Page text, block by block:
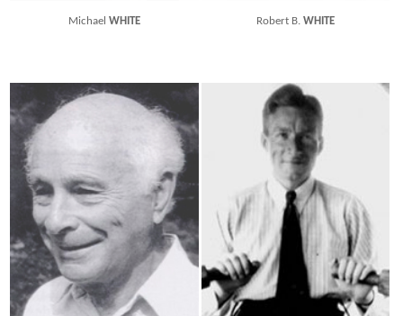
MichaelWHITE Robert B. WHITE